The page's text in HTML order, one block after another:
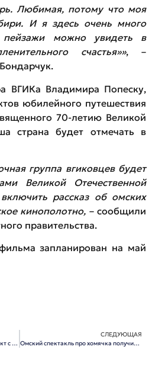
Любимая, потому что моя
И я здесь очень много
пейзажи можно увидеть в
счастья»», –
ВГИКа Владимира Попеску,
юбилейного путешествия
70-летию Великой
страна будет отмечать в
группа вгиковцев будет
Великой Отечественной
рассказ об омских
кинополотно, – сообщили
правительства.
запланирован на май
Омский хоккеист заключил контракт с клубом НХЛ
СЛЕДУЮЩАЯ
Омский спектакль про хомячка получил три международные награды